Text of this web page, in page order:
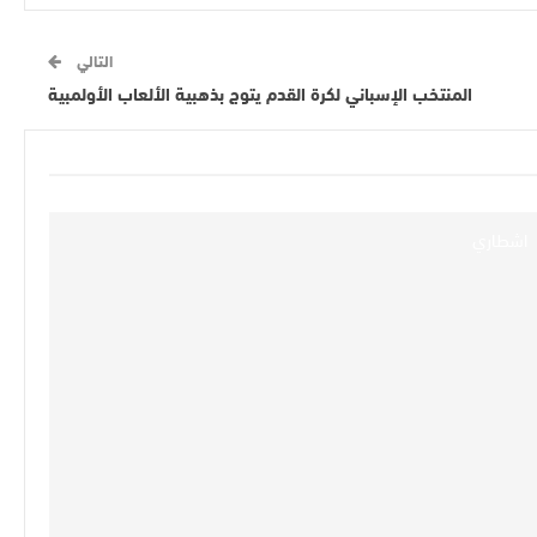
التالي
المنتخب الإسباني لكرة القدم يتوج بذهبية الألعاب الأولمبية